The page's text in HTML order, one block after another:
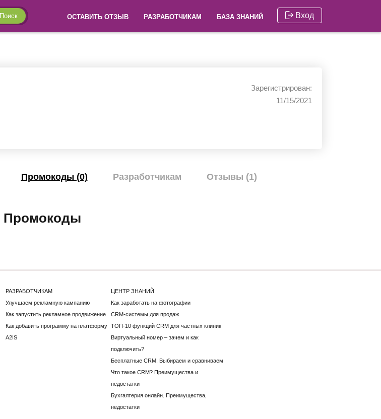
ОСТАВИТЬ ОТЗЫВ РАЗРАБОТЧИКАМ БАЗА ЗНАНИЙ
Поиск Вход
Зарегистрирован:
11/15/2021
Промокоды (0) Разработчикам Отзывы (1)
Промокоды
РАЗРАБОТЧИКАМ
Улучшаем рекламную кампанию
Как запустить рекламное продвижение
Как добавить программу на платформу
A2IS
ЦЕНТР ЗНАНИЙ
Как заработать на фотографии
CRM-системы для продаж
ТОП-10 функций CRM для частных клиник
Виртуальный номер – зачем и как
подключить?
Бесплатные CRM. Выбираем и сравниваем
Что такое CRM? Преимущества и
недостатки
Бухгалтерия онлайн. Преимущества,
недостатки